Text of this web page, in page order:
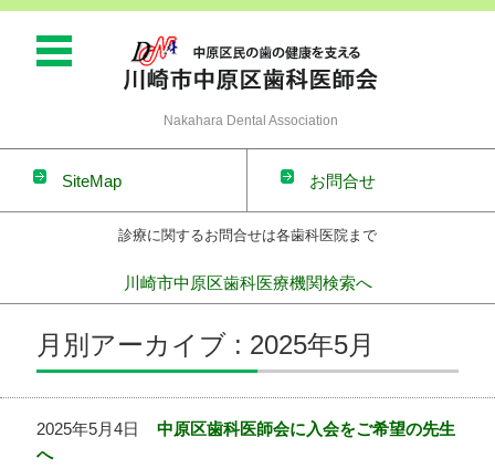
Nakahara Dental Association
SiteMap お問合せ
診療に関するお問合せは各歯科医院まで
川崎市中原区歯科医療機関検索へ
コンテンツに移動
月別アーカイブ : 2025年5月
2025年5月4日中原区歯科医師会に入会をご希望の先生
へ